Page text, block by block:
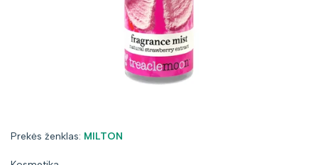
Prekės ženklas: Prekės
MILTON